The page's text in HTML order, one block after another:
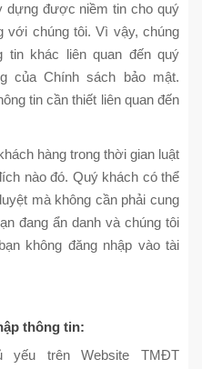
dựng được niềm tin cho quý
với chúng tôi. Vì vậy, chúng
tin khác liên quan đến quý
của Chính sách bảo mật.
tin cần thiết liên quan đến
hàng trong thời gian luật
nào đó. Quý khách có thể
mà không cần phải cung
đang ẩn danh và chúng tôi
không đăng nhập vào tài
thông tin:
trên Website TMĐT